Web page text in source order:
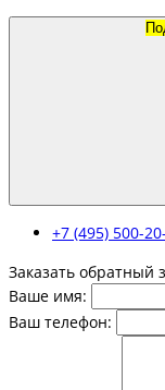
+7 (495) 500-
Заказать обратный
Ваше имя:
Ваш телефон: